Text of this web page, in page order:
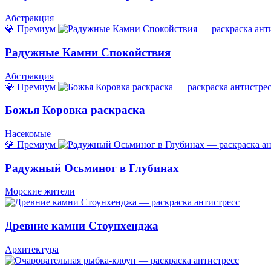
Абстракция
💎 Премиум
Радужные Камни Спокойствия
Абстракция
💎 Премиум
Божья Коровка раскраска
Насекомые
💎 Премиум
Радужный Осьминог в Глубинах
Морские жители
Древние камни Стоунхенджа
Архитектура